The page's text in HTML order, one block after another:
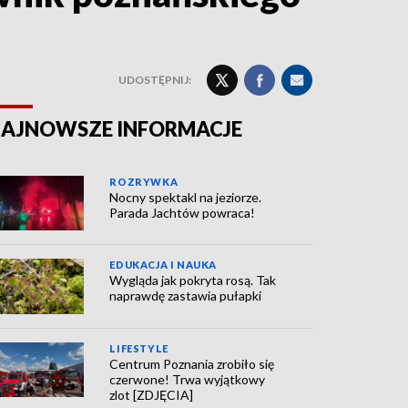
UDOSTĘPNIJ:
INFORMACJE
ROZRYWKA
Nocny spektakl na jeziorze.
Parada Jachtów powraca!
EDUKACJA I NAUKA
Wygląda jak pokryta rosą. Tak
naprawdę zastawia pułapki
LIFESTYLE
Centrum Poznania zrobiło się
czerwone! Trwa wyjątkowy
zlot [ZDJĘCIA]